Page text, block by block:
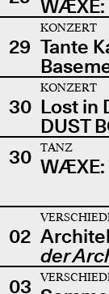
WÆXE:
29
KONZERT
Tante
30
KONZERT
Lost in
DUST
30
TANZ
WÆXE:
02
der
03